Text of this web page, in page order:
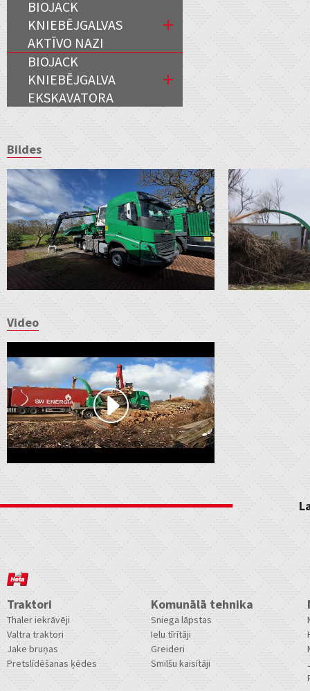
BIOJACK
KNIEBĒJGALVAS
AKTĪVO NAZI
BIOJACK
KNIEBĒJGALVA
EKSKAVATORA
Bildes
Video
Traktori
Thaler iekrāvēji
Valtra traktori
Jake bruņas
Pretslīdēšanas ķēdes
Komunālā tehnika
Sniega lāpstas
Ielu tīrītāji
Greideri
Smilšu kaisītāji